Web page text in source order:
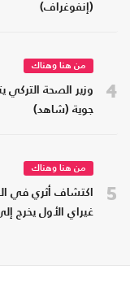
(إنفوغراف)
4
من هنا وهناك
وزير الصحة التركي
جوية (شاهد)
5
من هنا وهناك
اكتشاف أثري في
غيراي الأول يخرج